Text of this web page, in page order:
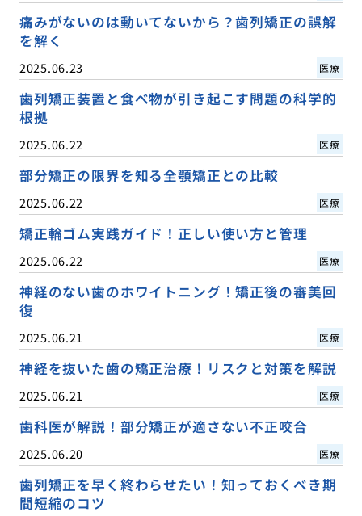
痛みがないのは動いてないから？歯列矯正の誤解
を解く
2025.06.23 医療
歯列矯正装置と食べ物が引き起こす問題の科学的
根拠
2025.06.22 医療
部分矯正の限界を知る全顎矯正との比較
2025.06.22 医療
矯正輪ゴム実践ガイド！正しい使い方と管理
2025.06.22 医療
神経のない歯のホワイトニング！矯正後の審美回
復
2025.06.21 医療
神経を抜いた歯の矯正治療！リスクと対策を解説
2025.06.21 医療
歯科医が解説！部分矯正が適さない不正咬合
2025.06.20 医療
歯列矯正を早く終わらせたい！知っておくべき期
間短縮のコツ